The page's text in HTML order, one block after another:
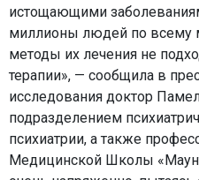
истощающими
миллионы людей по всему
методы их лечения не
терапии», — сообщила в
исследования доктор
подразделением
психиатрии, а также
Медицинской Школы